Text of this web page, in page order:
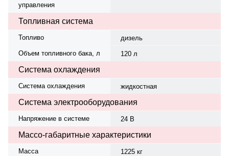
управления
Топливная система
Топливо
дизель
Объем топливного бака, л
120 л
Система охлаждения
Система охлаждения жидкостная
Система электрооборудования
Напряжение в системе 24 В
Массо-габаритные характеристики
Масса
1225 кг